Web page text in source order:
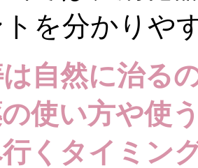
を分かりや
自然に治る
使い方や使
くタイミン